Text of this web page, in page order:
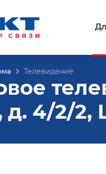
Телевидение
д. 4/2/